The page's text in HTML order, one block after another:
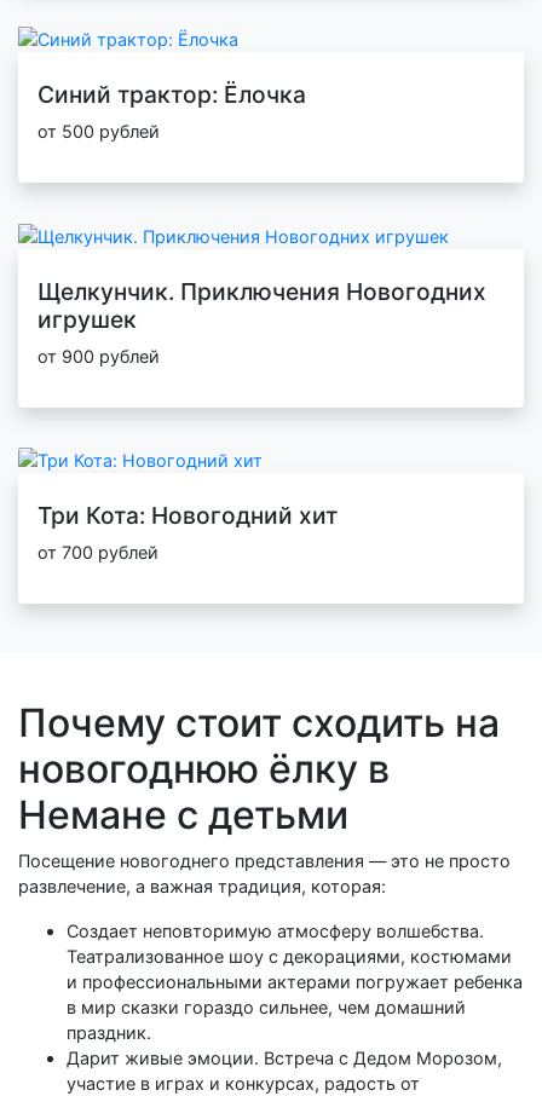
Синий трактор: Ёлочка
от 500 рублей
Щелкунчик. Приключения Новогодних
игрушек
от 900 рублей
Три Кота: Новогодний хит
от 700 рублей
Почему стоит сходить на
новогоднюю ёлку в
Немане с детьми
Посещение новогоднего представления — это не просто
развлечение, а важная традиция, которая:
Создает неповторимую атмосферу волшебства.
Театрализованное шоу с декорациями, костюмами
и профессиональными актерами погружает ребенка
в мир сказки гораздо сильнее, чем домашний
праздник.
Дарит живые эмоции. Встреча с Дедом Морозом,
участие в играх и конкурсах, радость от